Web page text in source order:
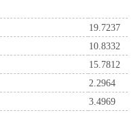
19.7237
10.8332
15.7812
2.2964
3.4969